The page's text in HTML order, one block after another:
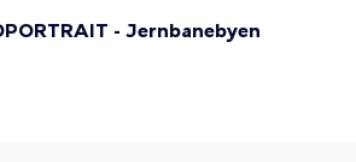
- Jernbanebyen